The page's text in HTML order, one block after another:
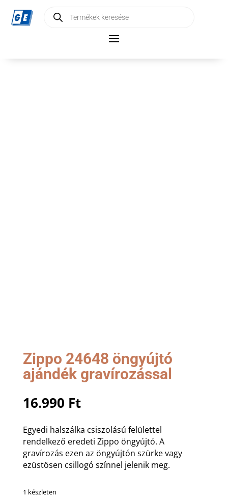
search
Zippo 24648 öngyújtó
ajándék gravírozással
16.990 Ft
Egyedi halszálka csiszolású felülettel
rendelkező eredeti Zippo öngyújtó. A
gravírozás ezen az öngyújtón szürke vagy
ezüstösen csillogó színnel jelenik meg.
1 készleten